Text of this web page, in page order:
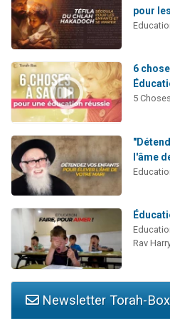
pour
6
5 Choses
l'âme
Rav
Newsletter Torah-Box